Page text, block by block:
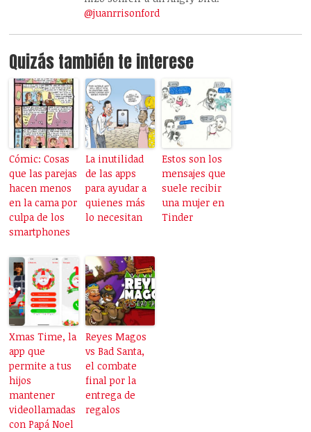
@juanrrisonford
Quizás también te interese
Cómic: Cosas
que las parejas
hacen menos
en la cama por
culpa de los
smartphones
La inutilidad
de las apps
para ayudar a
quienes más
lo necesitan
Estos son los
mensajes que
suele recibir
una mujer en
Tinder
Xmas Time, la
app que
permite a tus
hijos
mantener
videollamadas
con Papá Noel
Reyes Magos
vs Bad Santa,
el combate
final por la
entrega de
regalos